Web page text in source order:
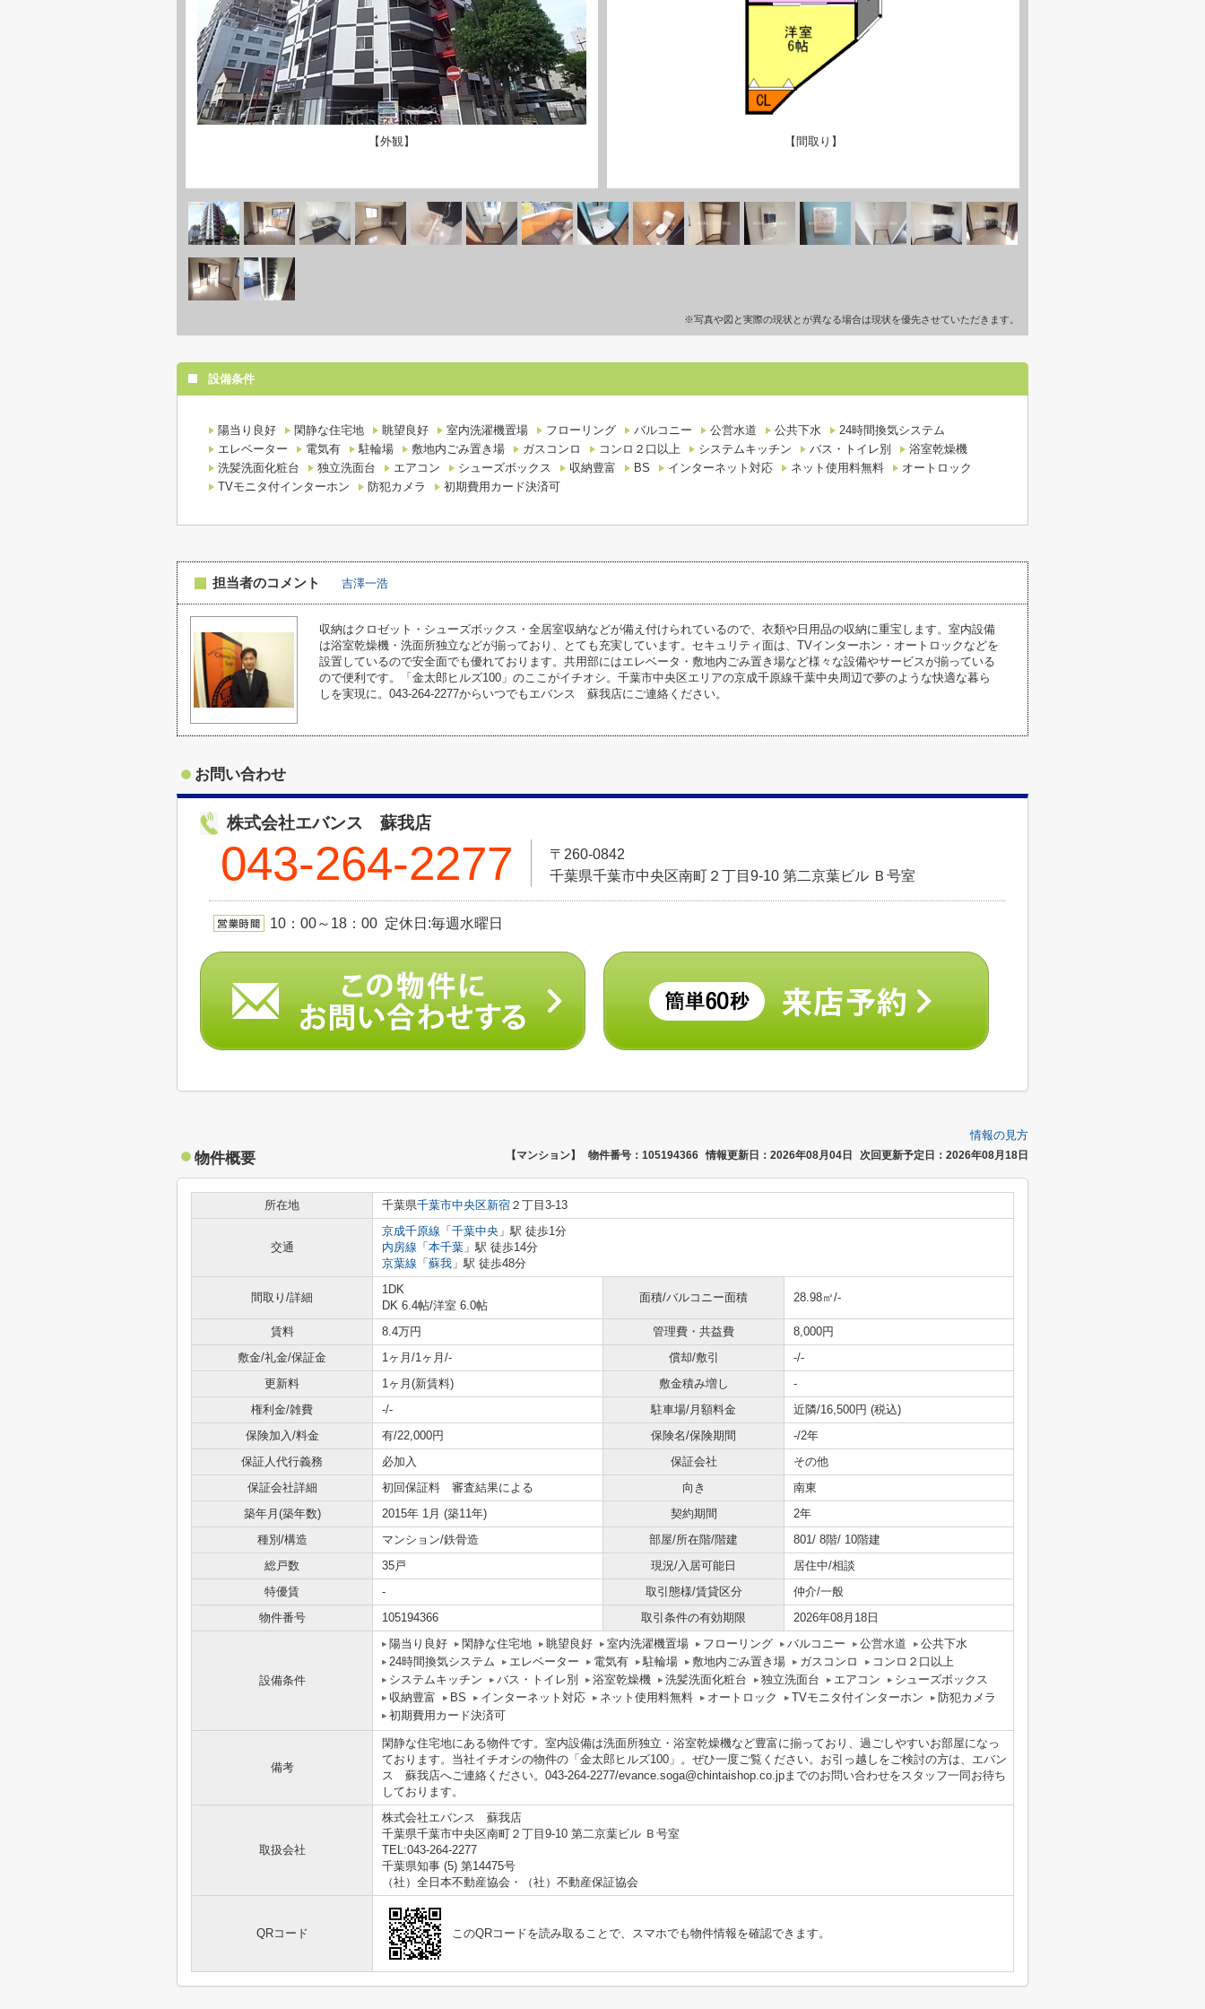
【外観】 【間取り】
※写真や図と実際の現状とが異なる場合は現状を優先させていただきます。
設備条件
陽当り良好 閑静な住宅地 眺望良好 室内洗濯機置場 フローリング バルコニー 公営水道 公共下水
24時間換気システム
エレベーター
電気有 駐輪場 敷地内ごみ置き場 ガスコンロ コンロ２口以上 システムキッチン バス・トイレ別
浴室乾燥機
洗髪洗面化粧台
独立洗面台 エアコン シューズボックス 収納豊富 BS インターネット対応 ネット使用料無料
オートロック
TVモニタ付インターホン
防犯カメラ 初期費用カード決済可
担当者のコメント 吉澤一浩
収納はクロゼット・シューズボックス・全居室収納などが備え付けられているので、衣類や日用品の収納に重宝します。室内設備
は浴室乾燥機・洗面所独立などが揃っており、とても充実しています。セキュリティ面は、TVインターホン・オートロックなどを
設置しているので安全面でも優れております。共用部にはエレベータ・敷地内ごみ置き場など様々な設備やサービスが揃っている
ので便利です。「金太郎ヒルズ100」のここがイチオシ。千葉市中央区エリアの京成千原線千葉中央周辺で夢のような快適な暮ら
しを実現に。043-264-2277からいつでもエバンス 蘇我店にご連絡ください。
お問い合わせ
株式会社エバンス 蘇我店
043-264-2277
〒260-0842
千葉県千葉市中央区南町２丁目9-10 第二京葉ビル Ｂ号室
10：00～18：00 定休日:毎週水曜日
情報の見方
物件概要 【マンション】 物件番号：105194366 情報更新日：2026年08月04日 次回更新予定日：2026年08月18日
所在地 千葉県千葉市中央区新宿 ２丁目3-13
交通
京成千原線 「 千葉中央 」駅 徒歩1分
内房線 「 本千葉 」駅 徒歩14分
京葉線 「 蘇我 」駅 徒歩48分
間取り/詳細
1DK
DK 6.4帖/洋室 6.0帖
面積/バルコニー面積 28.98㎡/-
賃料 8.4万円 管理費・共益費
8,000円
敷金/礼金/保証金
1ヶ月/1ヶ月/- 償却/敷引
-/-
更新料
1ヶ月(新賃料) 敷金積み増し
-
権利金/雑費
-/- 駐車場/月額料金
近隣/16,500円 (税込)
保険加入/料金
有/22,000円 保険名/保険期間
-/2年
保証人代行義務
必加入 保証会社
その他
保証会社詳細
初回保証料 審査結果による 向き
南東
築年月(築年数)
2015年 1月 (築11年) 契約期間
2年
種別/構造
マンション/鉄骨造 部屋/所在階/階建
801/ 8階/ 10階建
総戸数
35戸 現況/入居可能日
居住中/相談
特優賃
- 取引態様/賃貸区分
仲介/一般
物件番号
105194366 取引条件の有効期限 2026年08月18日
設備条件
陽当り良好 閑静な住宅地 眺望良好 室内洗濯機置場 フローリング バルコニー 公営水道
公共下水
24時間換気システム
エレベーター 電気有 駐輪場 敷地内ごみ置き場 ガスコンロ
コンロ２口以上
システムキッチン
バス・トイレ別 浴室乾燥機 洗髪洗面化粧台 独立洗面台 エアコン
シューズボックス
収納豊富
BS インターネット対応 ネット使用料無料 オートロック TVモニタ付インターホン
防犯カメラ
初期費用カード決済可
備考
閑静な住宅地にある物件です。室内設備は洗面所独立・浴室乾燥機など豊富に揃っており、過ごしやすいお部屋になっ
ております。当社イチオシの物件の「金太郎ヒルズ100」。ぜひ一度ご覧ください。お引っ越しをご検討の方は、エバン
ス 蘇我店へご連絡ください。043-264-2277/evance.soga@chintaishop.co.jpまでのお問い合わせをスタッフ一同お待ち
しております。
取扱会社
株式会社エバンス 蘇我店
千葉県千葉市中央区南町２丁目9-10 第二京葉ビル Ｂ号室
TEL:043-264-2277
千葉県知事 (5) 第14475号
（社）全日本不動産協会・（社）不動産保証協会
QRコード このQRコードを読み取ることで、スマホでも物件情報を確認できます。